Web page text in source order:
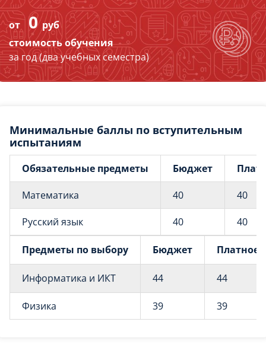
от 0руб
стоимость обучения
за год (два учебных семестра)
Минимальные баллы по вступительным
испытаниям
Обязательные предметы Бюджет
Математика 40 40
Русский язык 40 40
Предметы по выбору Бюджет Платное
Информатика и ИКТ 44 44
Физика 39 39